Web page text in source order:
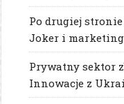
Po drugiej
Joker i marketing
Prywatny sektor
Innowacje z